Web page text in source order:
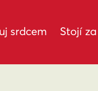
srdcem Stojí